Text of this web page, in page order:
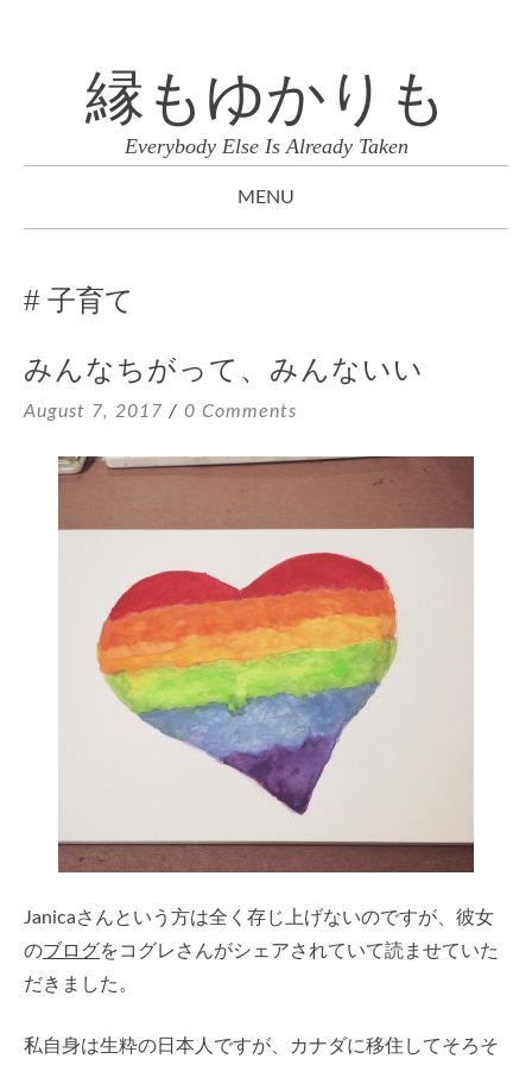
縁もゆかりも
Everybody Else Is Already Taken
MENU
CONTENT
子育て
みんなちがって、みんないい
August 7, 2017 0 Comments
Janicaさんという方は全く存じ上げないのですが、彼女
のブログをコグレさんがシェアされていて読ませていた
だきました。
私自身は生粋の日本人ですが、カナダに移住してそろそ